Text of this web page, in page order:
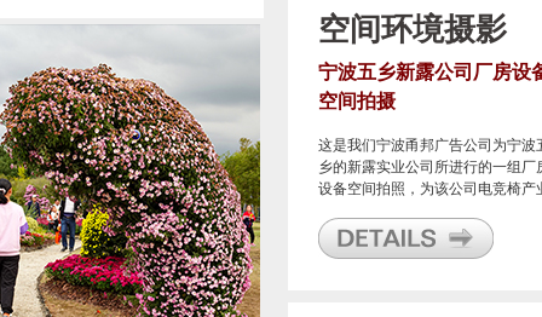
空间环境摄影
宁波五乡新露公司厂房设
空间拍摄
这是我们宁波甬邦广告公司为宁波
乡的新露实业公司所进行的一组厂
设备空间拍照，为该公司电竞椅产